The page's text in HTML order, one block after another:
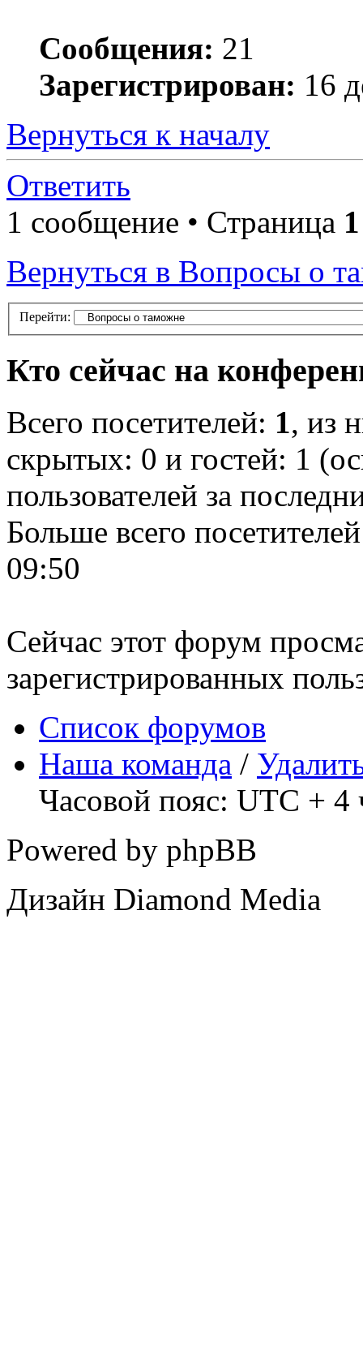
Сообщения: 21
Зарегистрирован: 16
Вернуться к началу
Ответить
1 сообщение • Страница 1
Вернуться в Вопросы о
Перейти:
Кто сейчас на
Всего посетителей: 1, из
скрытых: 0 и гостей: 1
пользователей за
Больше всего
09:50
Сейчас этот форум
зарегистрированных
Список форумов
Наша команда /
Часовой пояс: UTC + 4
Powered by phpBB
Дизайн Diamond Media